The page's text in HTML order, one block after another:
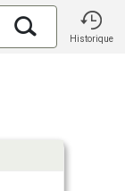
Historique